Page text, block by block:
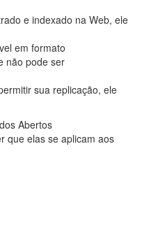
e indexado na Web, ele
em formato
não pode ser
sua replicação, ele
Abertos
que elas se aplicam aos